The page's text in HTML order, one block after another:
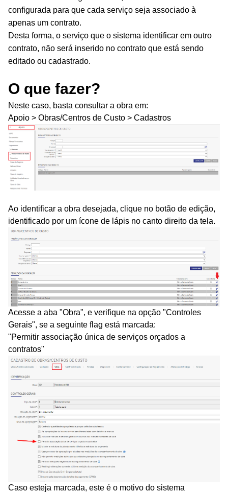
configurada para que cada serviço seja associado à
apenas um contrato.
Desta forma, o serviço que o sistema identificar em outro
contrato, não será inserido no contrato que está sendo
editado ou cadastrado.
O que fazer?
Neste caso, basta consultar a obra em:
Apoio > Obras/Centros de Custo > Cadastros
Ao identificar a obra desejada, clique no botão de edição,
identificado por um ícone de lápis no canto direito da tela.
Acesse a aba "Obra", e verifique na opção "Controles
Gerais", se a seguinte flag está marcada:
"Permitir associação única de serviços orçados a
contratos"
Caso esteja marcada, este é o motivo do sistema